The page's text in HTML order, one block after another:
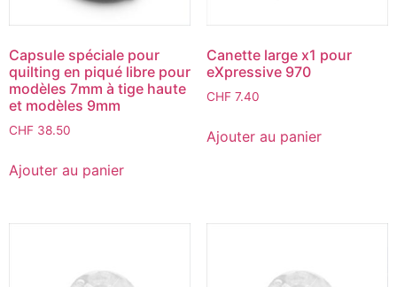
Capsule spéciale pour
quilting en piqué libre pour
modèles 7mm à tige haute
et modèles 9mm
CHF 38.50
Ajouter au panier
Canette large x1 pour
eXpressive 970
CHF7.40
Ajouter au panier